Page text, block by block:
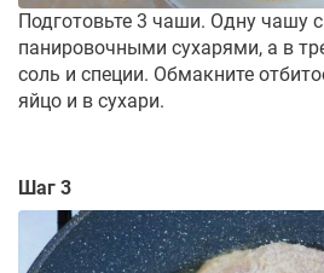
Подготовьте 3 чаши. Одну чашу
панировочными сухарями, а в
соль и специи. Обмакните
яйцо и в сухари.
Шаг 3